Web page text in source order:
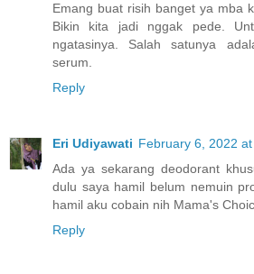
Emang buat risih banget ya mba
Bikin kita jadi nggak pede.
ngatasinya. Salah satunya
serum.
Reply
Eri Udiyawati February 6, 2022
Ada ya sekarang deodorant
dulu saya hamil belum nemuin
hamil aku cobain nih Mama's
Reply